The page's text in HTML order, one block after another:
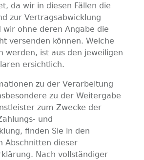
da wir in diesen Fällen die
zur Vertragsabwicklung
wir ohne deren Angabe die
versenden können. Welche
werden, ist aus den jeweiligen
ersichtlich.
zu der Verarbeitung
zu der Weitergabe
zum Zwecke der
und
finden Sie in den
Abschnitten dieser
Nach vollständiger